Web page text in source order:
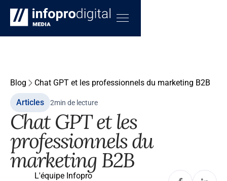
Blog Chat GPT et les professionnels du marketing B2B
Articles 2min de lecture
Chat GPT et les
professionnels du
marketing B2B
L'équipe Infopro